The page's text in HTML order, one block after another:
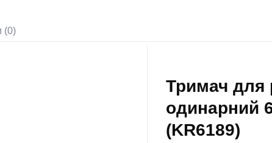
(0)
Тримач для
одинарний
(KR6189)